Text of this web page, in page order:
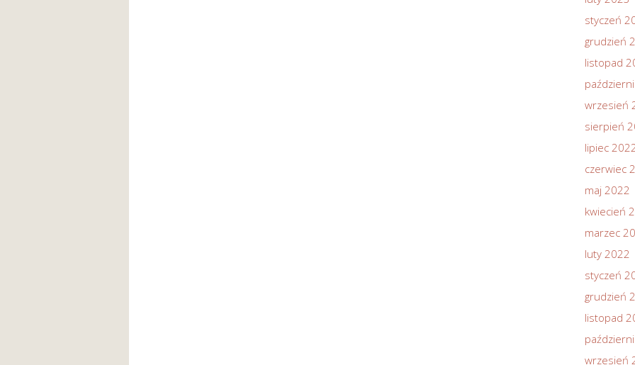
styczeń
grudzień
listopad
wrzesień
sierpień
lipiec
czerwiec
maj 2022
kwiecień
marzec
luty 2022
styczeń
grudzień
listopad
wrzesień